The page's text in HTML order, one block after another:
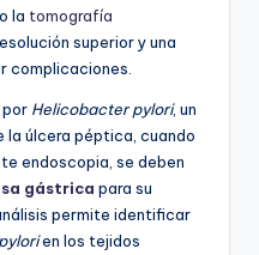
la tomografía
superior y una
complicaciones.
Helicobacter pylori, un
úlcera péptica, cuando
endoscopia, se deben
gástrica para su
permite identificar
en los tejidos